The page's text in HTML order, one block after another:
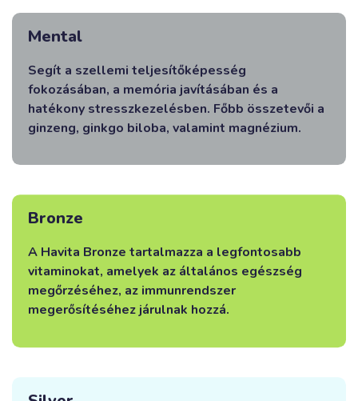
Mental
Segít a szellemi teljesítőképesség
fokozásában, a memória javításában és a
hatékony stresszkezelésben. Főbb összetevői a
ginzeng, ginkgo biloba, valamint magnézium.
Bronze
A Havita Bronze tartalmazza a legfontosabb
vitaminokat, amelyek az általános egészség
megőrzéséhez, az immunrendszer
megerősítéséhez járulnak hozzá.